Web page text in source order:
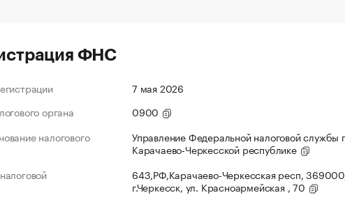
ФНС
7 мая 2026
органа
0900
налогового
Управление Федеральной налоговой службы
Карачаево-Черкесской республике
643,РФ,Карачаево-Черкесская респ,
г.Черкесск, ул. Красноармейская , 70